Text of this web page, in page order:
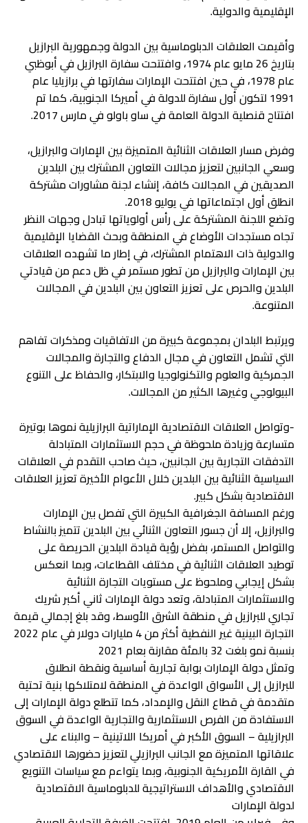
الإقليمية والدولية.
وأقيمت العلاقات الدبلوماسية بين الدولة وجمهورية البرازيل
بتاريخ 26 مايو عام 1974، وافتتحت سفارة البرازيل في أبوظبي
عام 1978، في حين افتتحت الإمارات سفارتها في برازيليا عام
1991 لتكون أول سفارة للدولة في أميركا الجنوبية، كما تم
افتتاح قنصلية الدولة العامة في ساو باولو في مارس 2017.
وفرض مسار العلاقات الثنائية المتميزة بين الإمارات والبرازيل،
وسعي الجانبين لتعزيز مجالات التعاون المشترك بين البلدين
الصديقين في المجالات كافة، إنشاء لجنة مشاورات مشتركة
انطلق أول اجتماعاتها في يوليو 2018.
وتضع اللجنة المشتركة على رأس أولوياتها تبادل وجهات النظر
تجاه مستجدات الأوضاع في المنطقة وبحث القضايا الإقليمية
والدولية ذات الاهتمام المشترك، في إطار ما تشهده العلاقات
بين الإمارات والبرازيل من تطور مستمر في ظل دعم من قيادتي
البلدين والحرص على تعزيز التعاون بين البلدين في المجالات
المتنوعة.
ويرتبط البلدان بمجموعة كبيرة من الاتفاقيات ومذكرات تفاهم
التي تشمل التعاون في مجال الدفاع والتجارة والمجالات
الجمركية والعلوم والتكنولوجيا والابتكار، والحفاظ على التنوع
البيولوجي وغيرها الكثير من المجالات.
-وتواصل العلاقات الاقتصادية الإماراتية البرازيلية نموها بوتيرة
متسارعة وزيادة ملحوظة في حجم الاستثمارات المتبادلة
التدفقات التجارية بين الجانبين، حيث صاحب التقدم في العلاقات
السياسية الثنائية بين البلدين خلال الأعوام الأخيرة تعزيز العلاقات
الاقتصادية بشكل كبير.
ورغم المسافة الجغرافية الكبيرة التي تفصل بين الإمارات
والبرازيل، إلا أن جسور التعاون الثنائي بين البلدين تتميز بالنشاط
والتواصل المستمر، بفضل رؤية قيادة البلدين الحريصة على
توطيد العلاقات الثنائية في مختلف القطاعات، وبما انعكس
بشكل إيجابي وملحوظ على مستويات التجارة الثنائية
والاستثمارات المتبادلة، وتعد دولة الإمارات ثاني أكبر شريك
تجاري للبرازيل في منطقة الشرق الأوسط، وقد بلغ إجمالي قيمة
التجارة البينية غير النفطية أكثر من 4 مليارات دولار في عام 2022
بنسبة نمو بلغت 32 بالمئة مقارنة بعام 2021
وتمثل دولة الإمارات بوابة تجارية أساسية ونقطة انطلاق
للبرازيل إلى الأسواق الواعدة في المنطقة لامتلاكها بنية تحتية
متقدمة في قطاع النقل والإمداد، كما تتطلع دولة الإمارات إلى
الاستفادة من الفرص الاستثمارية والتجارية الواعدة في السوق
البرازيلية – السوق الأكبر في أمريكا اللاتينية – والبناء على
علاقاتها المتميزة مع الجانب البرازيلي لتعزيز حضورها الاقتصادي
في القارة الأمريكية الجنوبية، وبما يتواءم مع سياسات التنويع
الاقتصادي والأهداف الاستراتيجية للدبلوماسية الاقتصادية
لدولة الإمارات